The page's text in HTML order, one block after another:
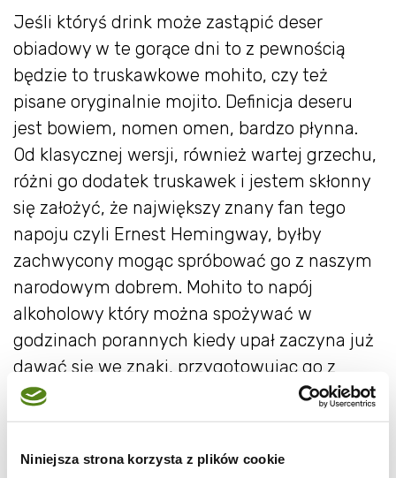
Niniejsza strona korzysta z plików cookie
Jeśli któryś drink może zastąpić deser
obiadowy w te gorące dni to z pewnością
będzie to truskawkowe mohito, czy też
pisane oryginalnie mojito. Definicja deseru
jest bowiem, nomen omen, bardzo płynna.
Od klasycznej wersji, również wartej grzechu,
różni go dodatek truskawek i jestem skłonny
się założyć, że największy znany fan tego
napoju czyli Ernest Hemingway, byłby
zachwycony mogąc spróbować go z naszym
narodowym dobrem. Mohito to napój
alkoholowy który można spożywać w
godzinach porannych kiedy upał zaczyna już
dawać się we znaki, przygotowując go z
mniejszą dawką alkoholu i stopniowo
zwiększać moc w miarę zbliżania się godzin
wykonania tego napoju to ugniatacz znany